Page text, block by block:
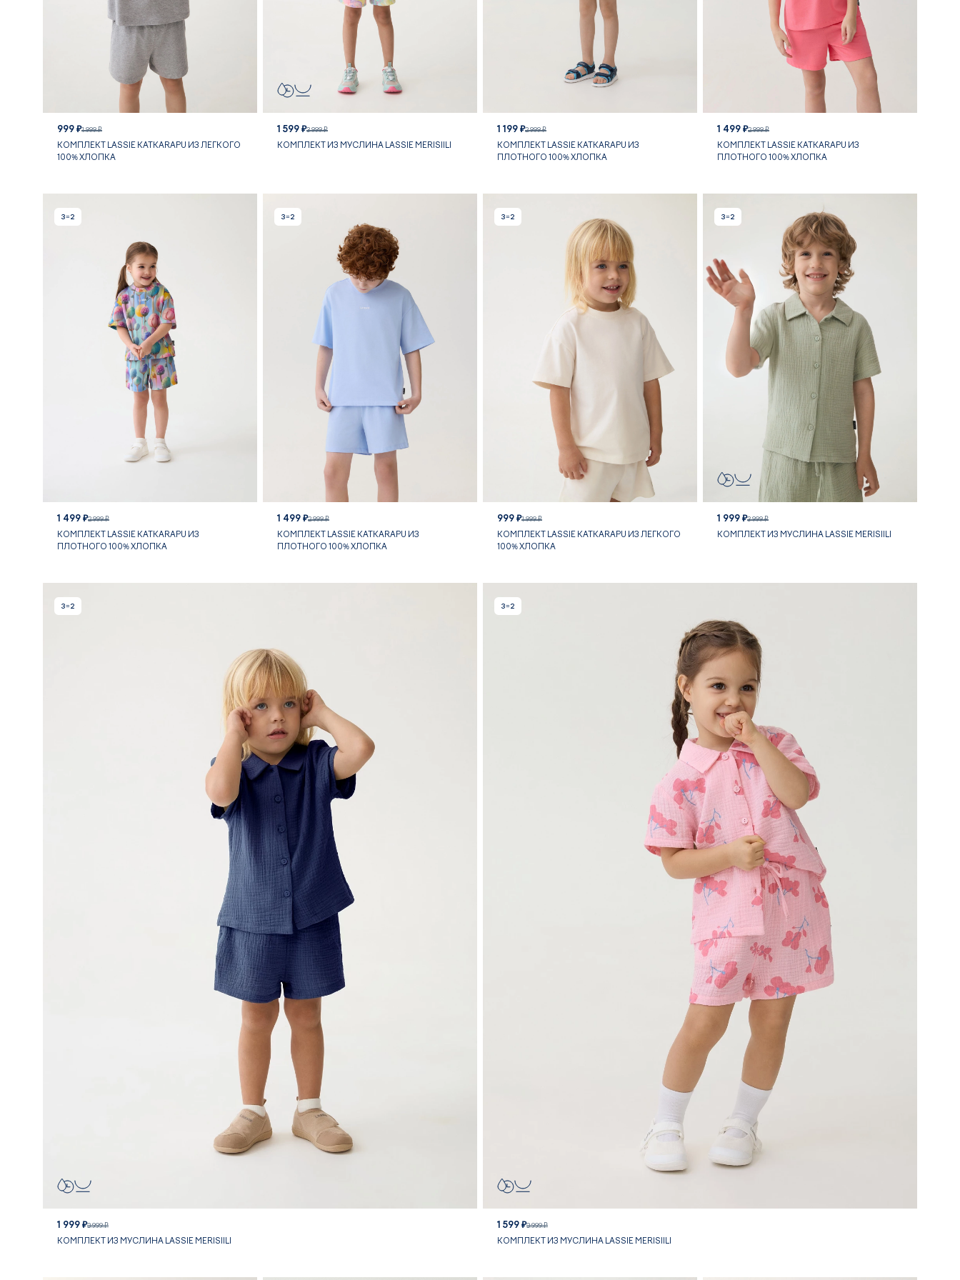
999 ₽1 999 ₽
КОМПЛЕКТ LASSIE KATKARAPU ИЗ ЛЕГКОГО
100% ХЛОПКА
1 599 ₽3 999 ₽
КОМПЛЕКТ ИЗ МУСЛИНА LASSIE MERISIILI
1 199 ₽2 999 ₽
КОМПЛЕКТ LASSIE KATKARAPU ИЗ
ПЛОТНОГО 100% ХЛОПКА
1 499 ₽2 999 ₽
КОМПЛЕКТ LASSIE KATKARAPU ИЗ
ПЛОТНОГО 100% ХЛОПКА
3=2
1 499 ₽2 999 ₽
КОМПЛЕКТ LASSIE KATKARAPU ИЗ
ПЛОТНОГО 100% ХЛОПКА
3=2
1 499 ₽2 999 ₽
КОМПЛЕКТ LASSIE KATKARAPU ИЗ
ПЛОТНОГО 100% ХЛОПКА
3=2
999 ₽1 999 ₽
КОМПЛЕКТ LASSIE KATKARAPU ИЗ ЛЕГКОГО
100% ХЛОПКА
3=2
1 999 ₽3 999 ₽
КОМПЛЕКТ ИЗ МУСЛИНА LASSIE MERISIILI
3=2
1 999 ₽3 999 ₽
КОМПЛЕКТ ИЗ МУСЛИНА LASSIE MERISIILI
3=2
1 599 ₽3 999 ₽
КОМПЛЕКТ ИЗ МУСЛИНА LASSIE MERISIILI